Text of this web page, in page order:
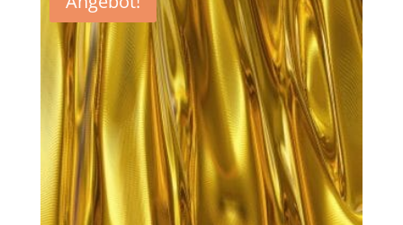
war:
1.800,00 €
ist:
1.610,00 €.